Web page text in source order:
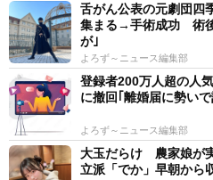
舌がん公表の元劇団
集まる→手術成功 術
が｣
よろず～ニュース編集部
登録者200万人超の
に撤回｢離婚届に勢い
よろず～ニュース編集部
大玉だらけ 農家娘が
立派「でか」早朝か